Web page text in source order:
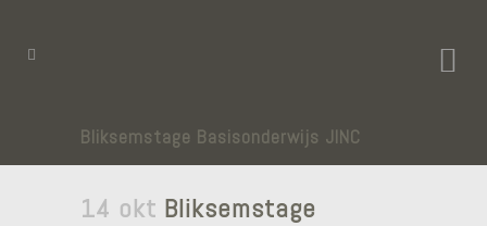
Bliksemstage Basisonderwijs JINC
14 okt Bliksemstage